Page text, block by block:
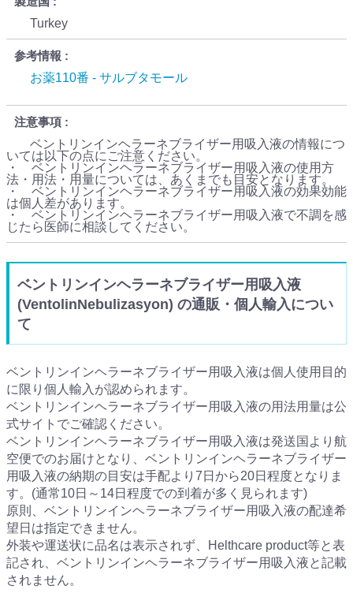
Turkey
参考情報
お薬110番 - サルブタモール
注意事項
ベントリンインヘラーネブライザー用吸入液の情報につ
いては以下の点にご注意ください。
・ ベントリンインヘラーネブライザー用吸入液の使用方
法・用法・用量については、あくまでも目安となります。
・ ベントリンインヘラーネブライザー用吸入液の効果効能
は個人差があります。
・ ベントリンインヘラーネブライザー用吸入液で不調を感
じたら医師に相談してください。
ベントリンインヘラーネブライザー用吸入液
(VentolinNebulizasyon) の通販・個人輸入につい
て
ベントリンインヘラーネブライザー用吸入液は個人使用目的
に限り個人輸入が認められます。
ベントリンインヘラーネブライザー用吸入液の用法用量は公
式サイトでご確認ください。
ベントリンインヘラーネブライザー用吸入液は発送国より航
空便でのお届けとなり、ベントリンインヘラーネブライザー
用吸入液の納期の目安は手配より7日から20日程度となりま
す。(通常10日～14日程度での到着が多く見られます)
原則、ベントリンインヘラーネブライザー用吸入液の配達希
望日は指定できません。
外装や運送状に品名は表示されず、Helthcare product等と表
記され、ベントリンインヘラーネブライザー用吸入液と記載
されません。